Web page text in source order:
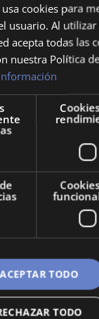
del organismo
que
sin
el motor de la
España que
de
Habrá que
para
UE.
cookies para
usuario. Al
acepta todas las
nuestra Política
ACEPTAR TODO
TODO